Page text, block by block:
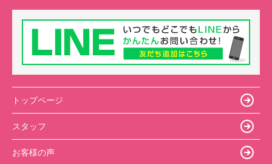
トップページ
スタッフ
お客様の声